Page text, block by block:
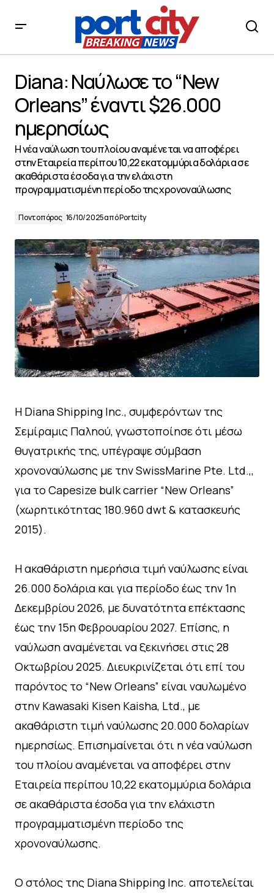
ημερησίως
Diana: Ναύλωσε το “New
Orleans” έναντι $26.000
ημερησίως
H νέα ναύλωση του πλοίου αναμένεται να αποφέρει
στην Εταιρεία περίπου 10,22 εκατομμύρια δολάρια σε
ακαθάριστα έσοδα για την ελάχιστη
προγραμματισμένη περίοδο της χρονοναύλωσης
Ποντοπόρος 16/10/2025απόPortcity
Η Diana Shipping Inc., συμφερόντων της
Σεμίραμις Παληού, γνωστοποίησε ότι μέσω
θυγατρικής της, υπέγραψε σύμβαση
χρονοναύλωσης με την SwissMarine Pte. Ltd.,,
για το Capesize bulk carrier “New Orleans”
(χωρητικότητας 180.960 dwt & κατασκευής
2015).
Η ακαθάριστη ημερήσια τιμή ναύλωσης είναι
26.000 δολάρια και για περίοδο έως την 1η
Δεκεμβρίου 2026, με δυνατότητα επέκτασης
έως την 15η Φεβρουαρίου 2027. Επίσης, η
ναύλωση αναμένεται να ξεκινήσει στις 28
Οκτωβρίου 2025. Διευκρινίζεται ότι επί του
παρόντος το “New Orleans” είναι ναυλωμένο
στην Kawasaki Kisen Kaisha, Ltd., με
ακαθάριστη τιμή ναύλωσης 20.000 δολαρίων
ημερησίως. Επισημαίνεται ότι η νέα ναύλωση
του πλοίου αναμένεται να αποφέρει στην
Εταιρεία περίπου 10,22 εκατομμύρια δολάρια
σε ακαθάριστα έσοδα για την ελάχιστη
προγραμματισμένη περίοδο της
χρονοναύλωσης.
Ο στόλος της Diana Shipping Inc. αποτελείται